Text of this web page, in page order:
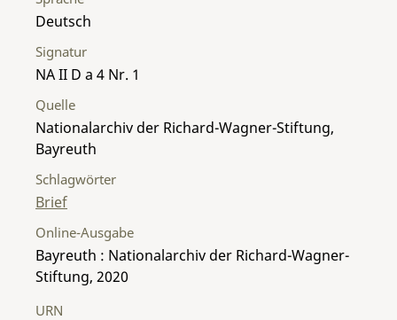
Deutsch
Signatur
NA II D a 4 Nr. 1
Quelle
Nationalarchiv der Richard-Wagner-Stiftung,
Bayreuth
Schlagwörter
Brief
Online-Ausgabe
Bayreuth : Nationalarchiv der Richard-Wagner-
Stiftung, 2020
URN